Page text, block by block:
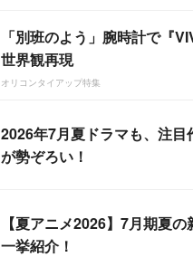
「別班のよう」腕時計で『
世界観再現
オリコンタイアップ特集
2026年7月夏ドラマも、注目
が勢ぞろい！
【夏アニメ2026】7月期夏
一挙紹介！